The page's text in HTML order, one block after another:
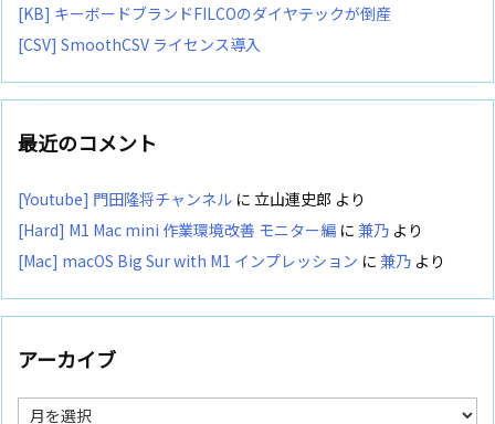
[KB] キーボードブランドFILCOのダイヤテックが倒産
[CSV] SmoothCSV ライセンス導入
最近のコメント
[Youtube] 門田隆将チャンネル に 立山連史郎 より
[Hard] M1 Mac mini 作業環境改善 モニター編 に 兼乃 より
[Mac] macOS Big Sur with M1 インプレッション に 兼乃 より
アーカイブ
ア